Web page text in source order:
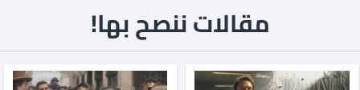
مقالات ننصح بها!